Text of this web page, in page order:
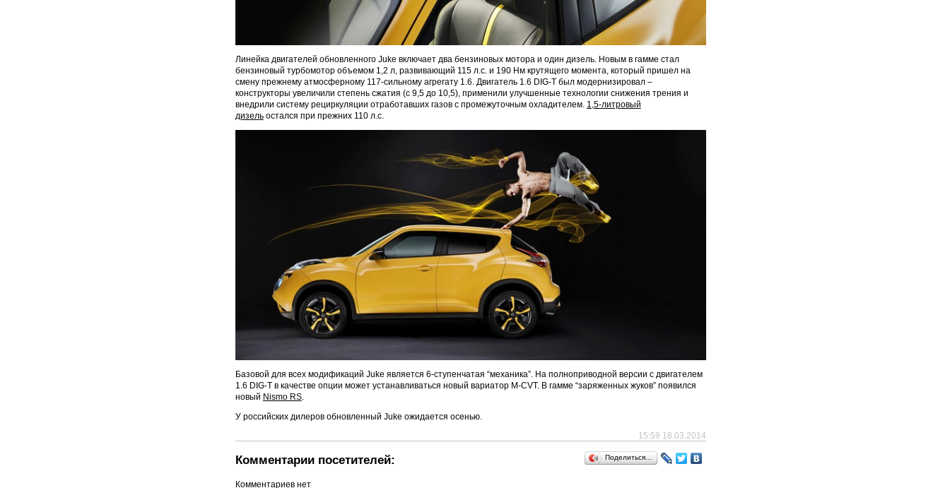
Линейка двигателей обновленного Juke включает два бензиновых мотора и один дизель. Новым в гамме стал
бензиновый турбомотор объемом 1,2 л, развивающий 115 л.с. и 190 Нм крутящего момента, который пришел на
смену прежнему атмосферному 117-сильному агрегату 1.6. Двигатель 1.6 DIG-T был модернизировал –
конструкторы увеличили степень сжатия (с 9,5 до 10,5), применили улучшенные технологии снижения трения и
внедрили систему рециркуляции отработавших газов с промежуточным охладителем. 1,5-литровый
дизельостался при прежних 110 л.с.
Базовой для всех модификаций Juke является 6-ступенчатая “механика”. На полноприводной версии с двигателем
1.6 DIG-T в качестве опции может устанавливаться новый вариатор M-CVT. В гамме “заряженных жуков” появился
новый Nismo RS.
У российских дилеров обновленный Juke ожидается осенью.
15:59 18.03.2014
Поделиться…
Комментарии посетителей:
Комментариев нет